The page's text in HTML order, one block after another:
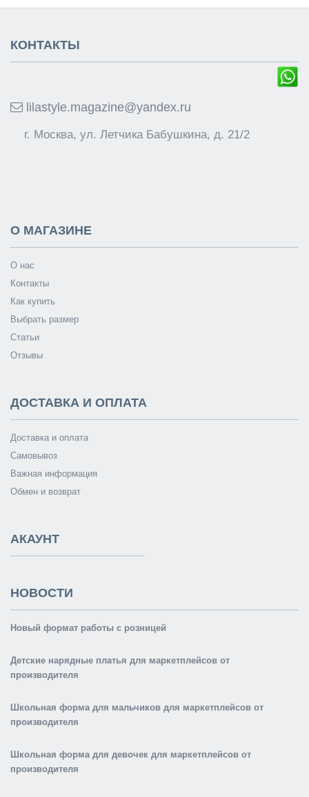
КОНТАКТЫ
lilastyle.magazine@yandex.ru
г. Москва, ул. Летчика Бабушкина, д. 21/2
О МАГАЗИНЕ
О нас
Контакты
Как купить
Выбрать размер
Статьи
Отзывы
ДОСТАВКА И ОПЛАТА
Доставка и оплата
Самовывоз
Важная информация
Обмен и возврат
АКАУНТ
НОВОСТИ
Новый формат работы с розницей
Детские нарядные платья для маркетплейсов от
производителя
Школьная форма для мальчиков для маркетплейсов от
производителя
Школьная форма для девочек для маркетплейсов от
производителя